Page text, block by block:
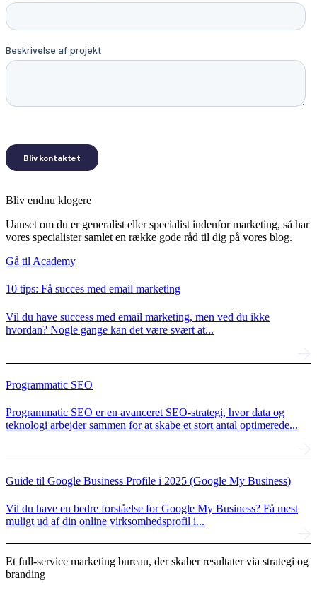
Bliv endnu klogere
Uanset om du er generalist eller specialist indenfor marketing, så har
vores specialister samlet en række gode råd til dig på vores blog.
Gå til Academy
10 tips: Få succes med email marketing
Vil du have success med email marketing, men ved du ikke
hvordan? Nogle gange kan det være svært at...
Programmatic SEO
Programmatic SEO er en avanceret SEO-strategi, hvor data og
teknologi arbejder sammen for at skabe et stort antal optimerede...
Guide til Google Business Profile i 2025 (Google My Business)
Vil du have en bedre forståelse for Google My Business? Få mest
muligt ud af din online virksomhedsprofil i...
Et full-service marketing bureau, der skaber resultater via strategi og
branding